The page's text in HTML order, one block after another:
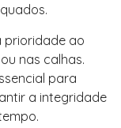
prioridade ao
nas calhas.
para
a integridade